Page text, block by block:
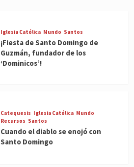
Iglesia Católica Mundo Santos
¡Fiesta de Santo Domingo de
Guzmán, fundador de los
‘Dominicos’!
Catequesis Iglesia Católica Mundo
Recursos Santos
Cuando el diablo se enojó con
Santo Domingo